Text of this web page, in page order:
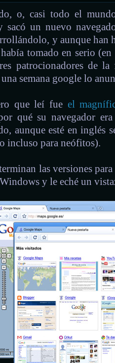
o, casi todo el
sacó un nuevo
y aunque han
tomado en serio
patrocionadores de
una semana google lo
que leí fue el
qué su navegador
aunque esté en inglés
incluso para neófitos).
las versiones
y le eché un